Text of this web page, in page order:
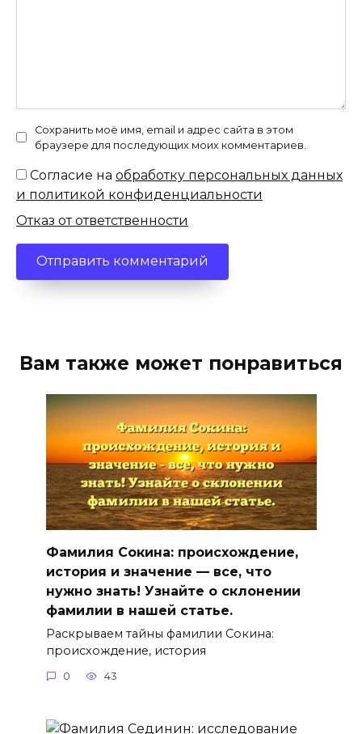
Сохранить моё имя, email и адрес сайта в этом
браузере для последующих моих комментариев.
Согласие на обработку персональных данных
и политикой конфиденциальности
Отказ от ответственности
Вам также может понравиться
Фамилия Сокина: происхождение,
история и значение — все, что
нужно знать! Узнайте о склонении
фамилии в нашей статье.
Раскрываем тайны фамилии Сокина:
происхождение, история
0 43